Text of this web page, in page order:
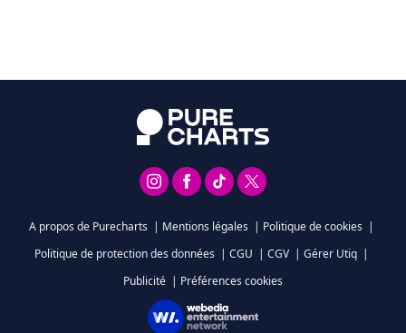
A propos de Purecharts | Mentions légales | Politique de cookies |
Politique de protection des données | CGU | CGV | Gérer Utiq |
Publicité | Préférences cookies